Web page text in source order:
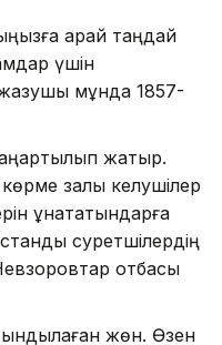
қарай таңдай
үшін
мұнда 1857-
жатыр.
залы келушілер
ұнататындарға
суретшілердің
отбасы
жөн. Өзен